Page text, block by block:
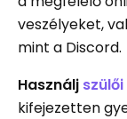
veszélyeket,
mint a Discord.
Használj
kifejezetten